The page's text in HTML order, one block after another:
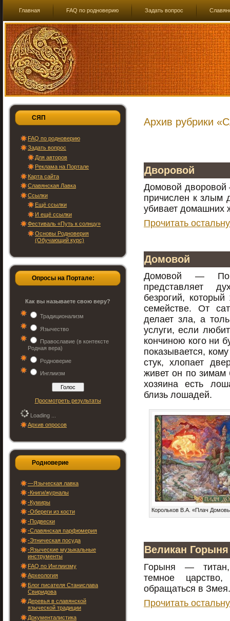
Главная FAQ по родноверию Задать вопрос
СЯП
FAQ по родноверию
Задать вопрос
Для авторов
Реклама на Портале
Карта сайта
Славянская Лавка
Ссылки
Ещё ссылки
И ещё ссылки
Фестиваль «Путь к солнцу»
Основы Родноверия
(Обучающий курс)
Опросы на Портале:
Как вы называете свою веру?
Традиционализм
Язычество
Православие (в контексте
Родная вера)
Родноверие
Инглиизм
Просмотреть результаты
Loading ...
Архив опросов
Родноверие
—Языческая лавка
-Книги/журналы
-Кумиры
-Обереги из кости
-Подвески
-Славянская парфюмерия
-Этническая посуда
-Языческие музыкальные
инструменты
FAQ по Инглиизму
Археология
Блог писателя Станислава
Свиридова
Деревья в славянской
языческой традиции
Документалистика
Архив рубрики
Дворовой
Домовой
причислен к злым
убивает домашних
Прочитать
Домовой
Домовой — По
представляет
безрогий,
семействе. От
делает зла, а
услуги, если
кончиною кого ни
показывается,
стук, хлопает
живет он по зимам
хозяина есть
близь лошадей.
Корольков В.А. «Плач
Великан Горыня
Горыня —
темное
обращаться в Змея.
Прочитать